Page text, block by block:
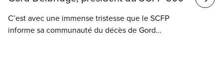
C’est avec une immense tristesse que le SCFP
informe sa communauté du décès de Gord